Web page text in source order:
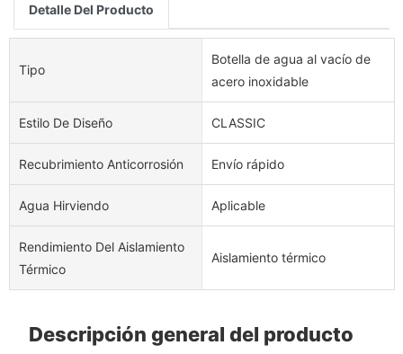
Detalle Del Producto
Tipo
Botella de agua al vacío de
acero inoxidable
Estilo De Diseño CLASSIC
Recubrimiento Anticorrosión Envío rápido
Agua Hirviendo Aplicable
Rendimiento Del Aislamiento
Térmico
Aislamiento térmico
Descripción general del producto